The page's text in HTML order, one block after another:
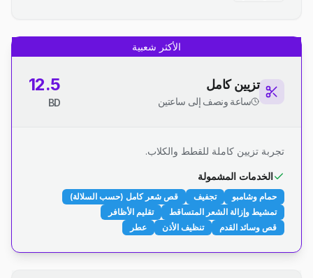
الأكثر شعبية
تزيين كامل
ساعة ونصف إلى ساعتين
12.5
BD
تجربة تزيين كاملة للقطط والكلاب.
الخدمات المشمولة
حمام وشامبو تجفيف
قص شعر كامل (حسب السلالة)
تمشيط وإزالة الشعر المتساقط
تقليم الأظافر
قص وسائد القدم
تنظيف الأذن عطر